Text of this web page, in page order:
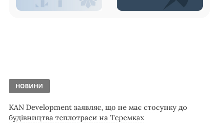
НОВИНИ
KAN Development заявляє, що не має стосунку до
будівництва теплотраси на Теремках